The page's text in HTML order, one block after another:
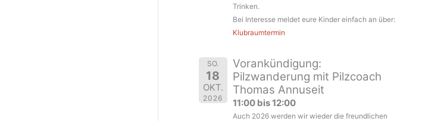
Trinken.
Bei Interesse meldet eure Kinder einfach an über:
Klubraumtermin
SO.
18
OKT.
2026
Vorankündigung:
Pilzwanderung mit Pilzcoach
Thomas Annuseit
11:00 bis 12:00
Auch 2026 werden wir wieder die freundlichen